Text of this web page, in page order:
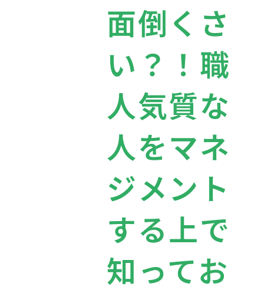
面倒くさ
い？！職
人気質な
人をマネ
ジメント
する上で
知ってお